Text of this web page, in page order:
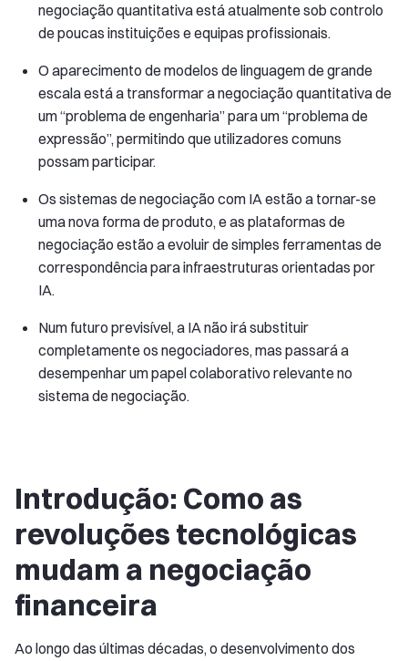
negociação quantitativa está atualmente sob controlo
de poucas instituições e equipas profissionais.
O aparecimento de modelos de linguagem de grande
escala está a transformar a negociação quantitativa de
um “problema de engenharia” para um “problema de
expressão”, permitindo que utilizadores comuns
possam participar.
Os sistemas de negociação com IA estão a tornar-se
uma nova forma de produto, e as plataformas de
negociação estão a evoluir de simples ferramentas de
correspondência para infraestruturas orientadas por
IA.
Num futuro previsível, a IA não irá substituir
completamente os negociadores, mas passará a
desempenhar um papel colaborativo relevante no
sistema de negociação.
Introdução: Como as
revoluções tecnológicas
mudam a negociação
financeira
Ao longo das últimas décadas, o desenvolvimento dos